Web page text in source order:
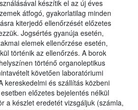
készítik el az új éves
átfogó, gyakorlatilag minden
kiterjedő ellenőrzését előzetes
Jogsértés gyanúja esetén,
elemek ellenőrzése esetén,
történik az ellenőrzés. A borok
történő organoleptikus
követően laboratóriumi
kereskedelmi és szállítás közbeni
előzetes bejelentés nélkül
a készlet eredetét vizsgáljuk (számla,